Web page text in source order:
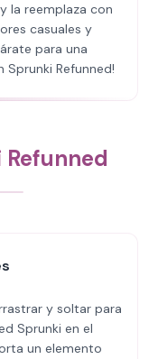
la reemplaza con
casuales y
para una
Refunned!
y soltar para
Sprunki en el
un elemento